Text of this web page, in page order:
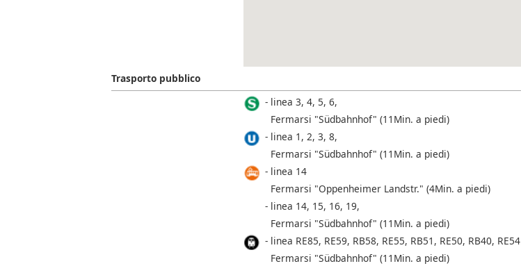
Trasporto pubblico
linea 3, 4, 5, 6,
Fermarsi "Südbahnhof" (11Min. a piedi)
linea 1, 2, 3, 8,
Fermarsi "Südbahnhof" (11Min. a piedi)
linea 14
Fermarsi "Oppenheimer Landstr." (4Min. a piedi)
linea 14, 15, 16, 19,
Fermarsi "Südbahnhof" (11Min. a piedi)
linea RE85, RE59, RB58, RE55, RB51, RE50, RB40, RE54
Fermarsi "Südbahnhof" (11Min. a piedi)